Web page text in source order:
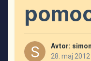
Avtor:
28. maj 2012